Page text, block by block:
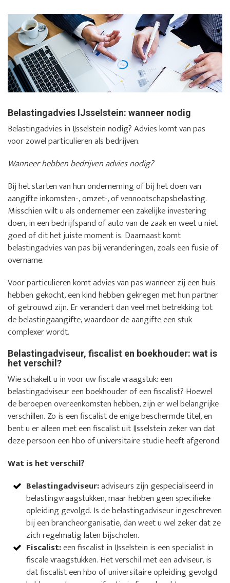
Belastingadvies IJsselstein: wanneer nodig
Belastingadvies in IJsselstein nodig? Advies komt van pas
voor zowel particulieren als bedrijven.
Wanneer hebben bedrijven advies nodig?
Bij het starten van hun onderneming of bij het doen van
aangifte inkomsten-, omzet-, of vennootschapsbelasting.
Misschien wilt u als ondernemer een zakelijke investering
doen, in een bedrijfspand of auto van de zaak en weet u niet
goed of dit het juiste moment is. Daarnaast komt
belastingadvies van pas bij veranderingen, zoals een fusie of
overname.
Voor particulieren komt advies van pas wanneer zij een huis
hebben gekocht, een kind hebben gekregen met hun partner
of getrouwd zijn. Er verandert dan veel met betrekking tot
de belastingaangifte, waardoor de aangifte een stuk
complexer wordt.
Belastingadviseur, fiscalist en boekhouder: wat is
het verschil?
Wie schakelt u in voor uw fiscale vraagstuk: een
belastingadviseur een boekhouder of een fiscalist? Hoewel
de beroepen overeenkomsten hebben, zijn er wel belangrijke
verschillen. Zo is een fiscalist de enige beschermde titel, en
bent u er alleen met een fiscalist uit IJsselstein zeker van dat
deze persoon een hbo of universitaire studie heeft afgerond.
Wat is het verschil?
Belastingadviseur:adviseurs zijn gespecialiseerd in
belastingvraagstukken, maar hebben geen specifieke
opleiding gevolgd. Is de belastingadviseur ingeschreven
bij een brancheorganisatie, dan weet u wel zeker dat ze
zich regelmatig laten bijscholen.
Fiscalist:een fiscalist in IJsselstein is een specialist in
fiscale vraagstukken. Het verschil met een adviseur, is
dat fiscalist een hbo of universitaire opleiding gevolgd